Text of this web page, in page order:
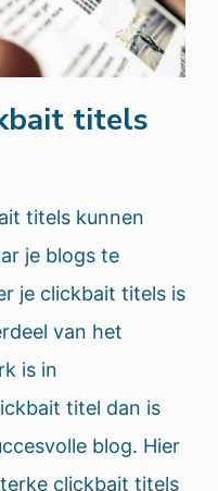
titels
titels kunnen
je blogs te
je clickbait titels is
van het
is in
titel dan is
blog. Hier
clickbait titels